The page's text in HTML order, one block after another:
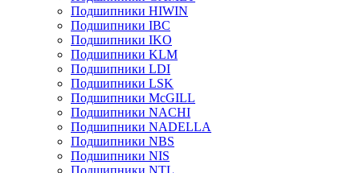
Подшипники HIWIN
Подшипники IBC
Подшипники IKO
Подшипники KLM
Подшипники LDI
Подшипники LSK
Подшипники McGILL
Подшипники NACHI
Подшипники NADELLA
Подшипники NBS
Подшипники NIS
Подшипники NTL